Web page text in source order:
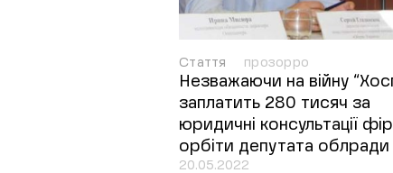
Стаття прозорро
Незважаючи на війну
заплатить 280 тисяч за
юридичні консультації
орбіти депутата облради
20.05.2022